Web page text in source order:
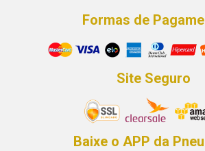
Formas de
Site Seguro
Baixe o APP da